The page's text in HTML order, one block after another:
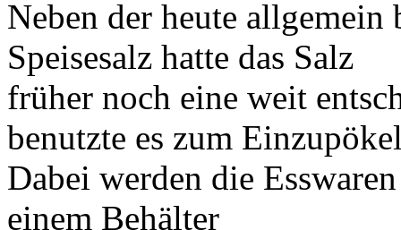
Neben der heute allgemein
Speisesalz hatte das Salz
früher noch eine weit
benutzte es zum
Dabei werden die
einem Behälter